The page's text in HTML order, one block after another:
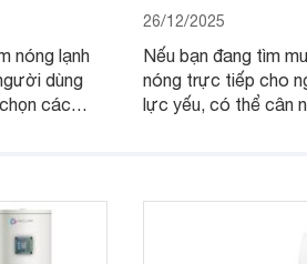
nóng lạnh
dùng
các
sử dụng
gia đình.
26/12/2025
Nếu bạn đang tìm
nóng trực tiếp cho
lực yếu, có thể cân
đồng.